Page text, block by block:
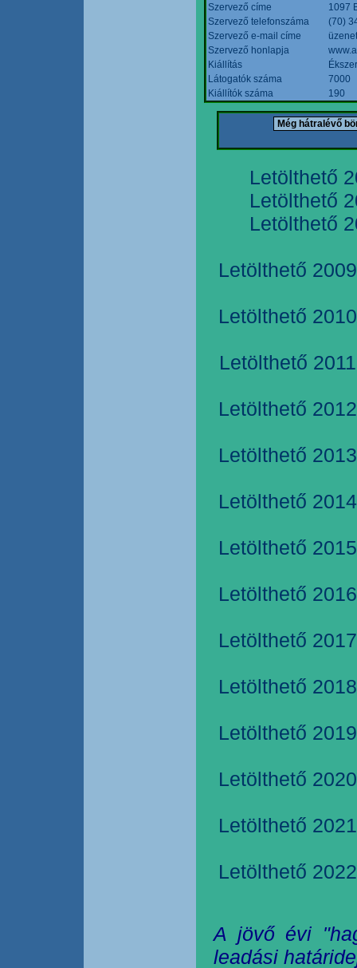
Szervező címe
1097
Szervező telefonszáma
(70)
Szervező e-mail címe
Szervező honlapja
Kiállítás
Látogatók száma
7000
Kiállítók száma
190
Letölthető
Letölthető
Letölthető
Letölthető
Letölthető
Letölthető
Letölthető
Letölthető
Letölthető
Letölthető
Letölthető
Letölthető
Letölthető
Letölthető
Letölthető
Letölthető
Letölthető
A jövő évi
leadási